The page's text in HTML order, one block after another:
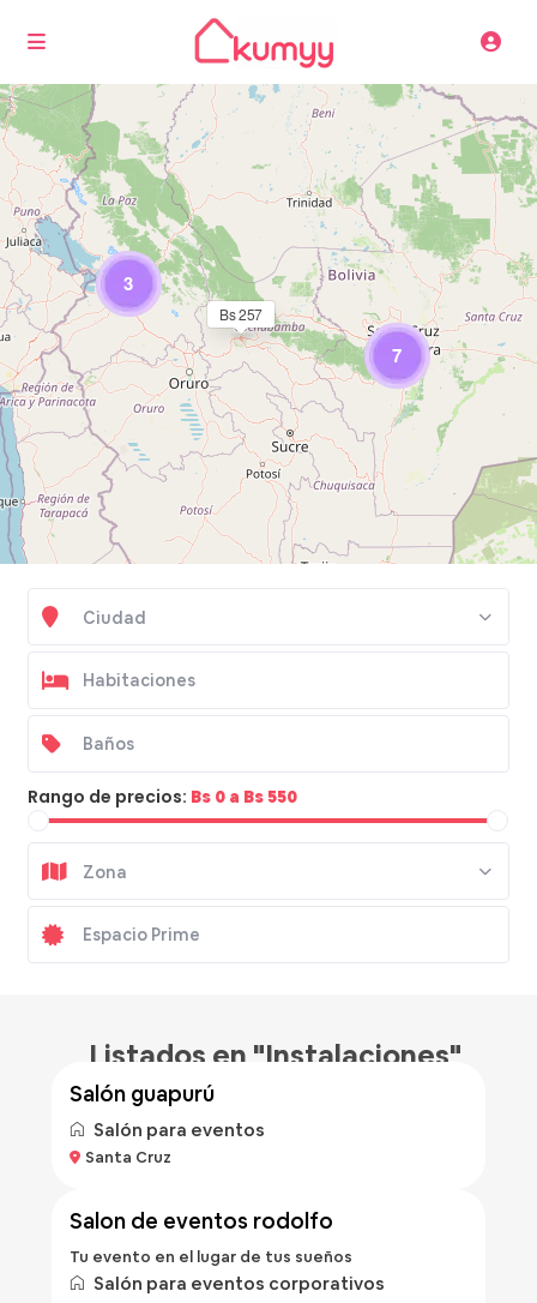
Cargando mapas
3
7
Bs 257
Ciudad
Rango de precios: Bs 0 a Bs 550
Zona
Listados en "Instalaciones"
salón guapurú
Salón para eventos
Santa Cruz
Bs 500/hora
salon de eventos rodolfo
Tu evento en el lugar de tus sueños
Salón para eventos corporativos